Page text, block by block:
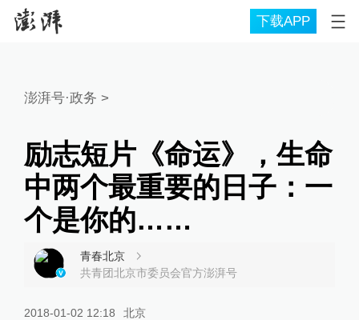
下载APP
澎湃号·政务 >
励志短片《命运》，生命
中两个最重要的日子：一
个是你的……
青春北京
共青团北京市委员会官方澎湃号
2018-01-02 12:18 北京